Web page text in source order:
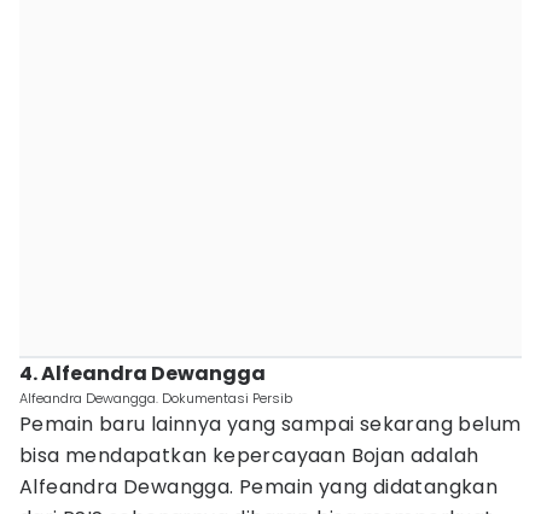
4. Alfeandra Dewangga
Alfeandra Dewangga. Dokumentasi Persib
Pemain baru lainnya yang sampai sekarang belum
bisa mendapatkan kepercayaan Bojan adalah
Alfeandra Dewangga. Pemain yang didatangkan